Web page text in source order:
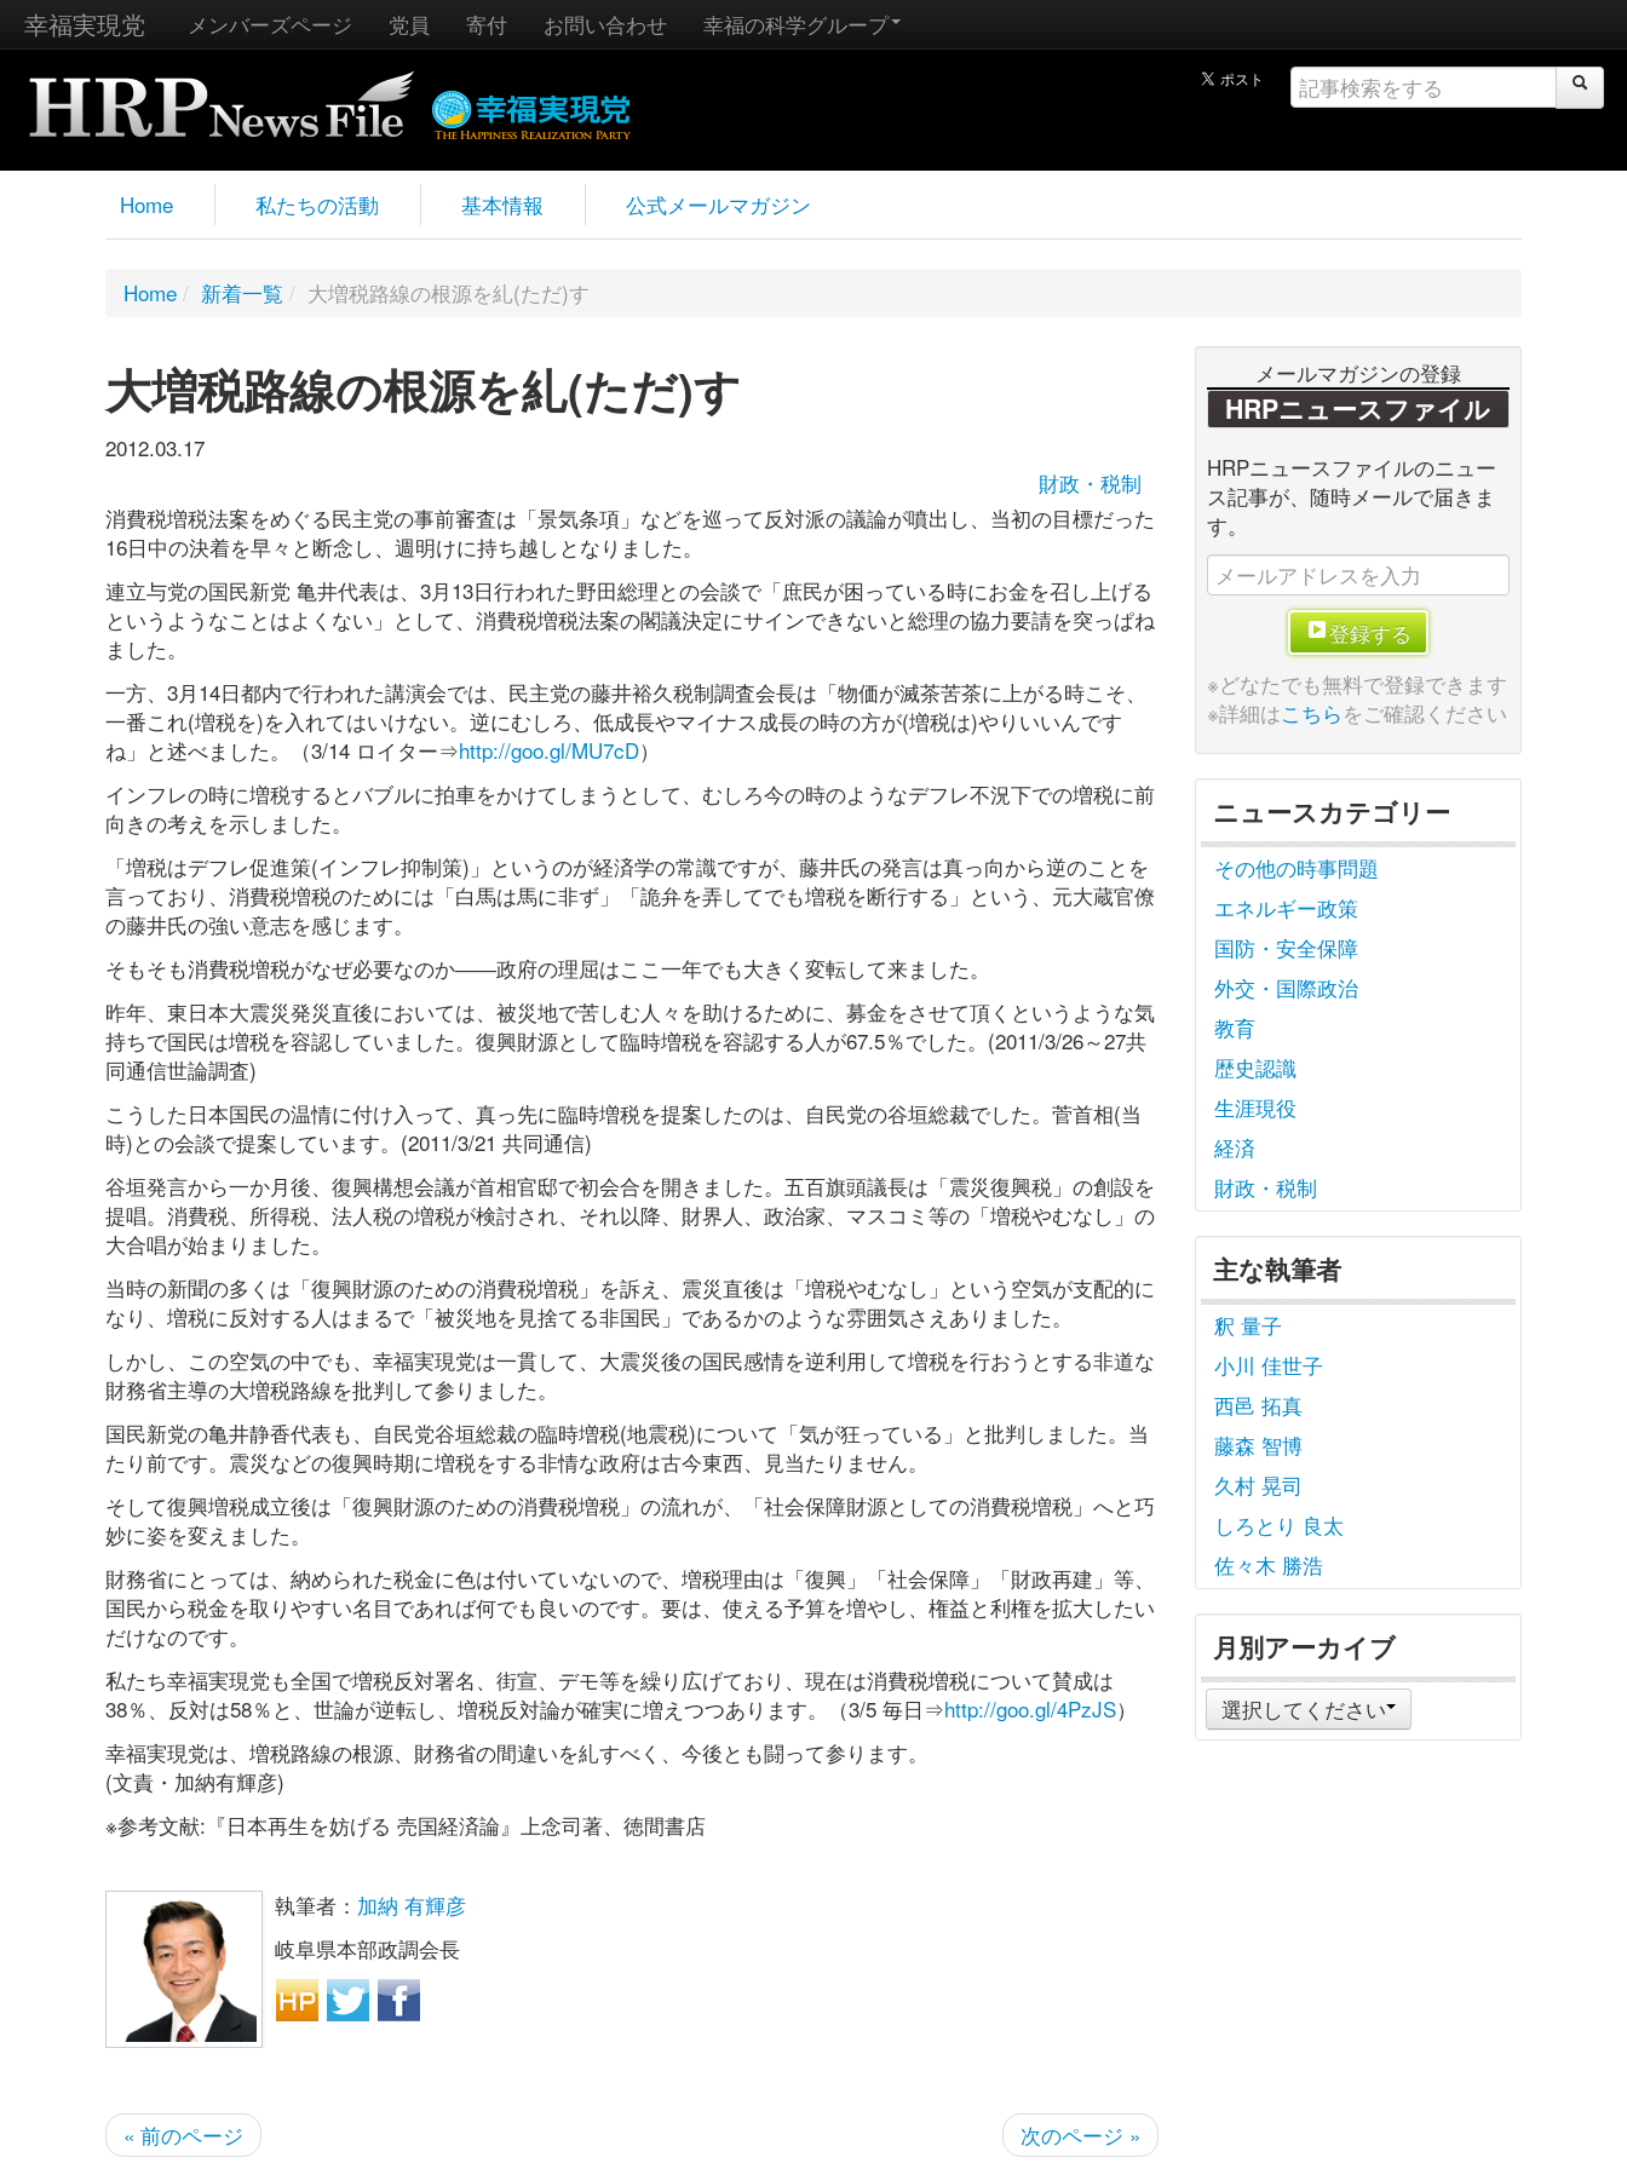
幸福実現党 メンバーズページ 党員 寄付 お問い合わせ 幸福の科学グループ
Home 私たちの活動 基本情報 公式メールマガジン
Home / 新着一覧 / 大増税路線の根源を糺(ただ)す
大増税路線の根源を糺(ただ)す
2012.03.17
財政・税制
消費税増税法案をめぐる民主党の事前審査は「景気条項」などを巡って反対派の議論が噴出し、当初の目標だった
16日中の決着を早々と断念し、週明けに持ち越しとなりました。
連立与党の国民新党 亀井代表は、3月13日行われた野田総理との会談で「庶民が困っている時にお金を召し上げる
というようなことはよくない」として、消費税増税法案の閣議決定にサインできないと総理の協力要請を突っぱね
ました。
一方、3月14日都内で行われた講演会では、民主党の藤井裕久税制調査会長は「物価が滅茶苦茶に上がる時こそ、
一番これ(増税を)を入れてはいけない。逆にむしろ、低成長やマイナス成長の時の方が(増税は)やりいいんです
ね」と述べました。（3/14 ロイター⇒http://goo.gl/MU7cD）
インフレの時に増税するとバブルに拍車をかけてしまうとして、むしろ今の時のようなデフレ不況下での増税に前
向きの考えを示しました。
「増税はデフレ促進策(インフレ抑制策)」というのが経済学の常識ですが、藤井氏の発言は真っ向から逆のことを
言っており、消費税増税のためには「白馬は馬に非ず」「詭弁を弄してでも増税を断行する」という、元大蔵官僚
の藤井氏の強い意志を感じます。
そもそも消費税増税がなぜ必要なのか――政府の理屈はここ一年でも大きく変転して来ました。
昨年、東日本大震災発災直後においては、被災地で苦しむ人々を助けるために、募金をさせて頂くというような気
持ちで国民は増税を容認していました。復興財源として臨時増税を容認する人が67.5％でした。(2011/3/26～27共
同通信世論調査)
こうした日本国民の温情に付け入って、真っ先に臨時増税を提案したのは、自民党の谷垣総裁でした。菅首相(当
時)との会談で提案しています。(2011/3/21 共同通信)
谷垣発言から一か月後、復興構想会議が首相官邸で初会合を開きました。五百旗頭議長は「震災復興税」の創設を
提唱。消費税、所得税、法人税の増税が検討され、それ以降、財界人、政治家、マスコミ等の「増税やむなし」の
大合唱が始まりました。
当時の新聞の多くは「復興財源のための消費税増税」を訴え、震災直後は「増税やむなし」という空気が支配的に
なり、増税に反対する人はまるで「被災地を見捨てる非国民」であるかのような雰囲気さえありました。
しかし、この空気の中でも、幸福実現党は一貫して、大震災後の国民感情を逆利用して増税を行おうとする非道な
財務省主導の大増税路線を批判して参りました。
国民新党の亀井静香代表も、自民党谷垣総裁の臨時増税(地震税)について「気が狂っている」と批判しました。当
たり前です。震災などの復興時期に増税をする非情な政府は古今東西、見当たりません。
そして復興増税成立後は「復興財源のための消費税増税」の流れが、「社会保障財源としての消費税増税」へと巧
妙に姿を変えました。
財務省にとっては、納められた税金に色は付いていないので、増税理由は「復興」「社会保障」「財政再建」等、
国民から税金を取りやすい名目であれば何でも良いのです。要は、使える予算を増やし、権益と利権を拡大したい
だけなのです。
私たち幸福実現党も全国で増税反対署名、街宣、デモ等を繰り広げており、現在は消費税増税について賛成は
38％、反対は58％と、世論が逆転し、増税反対論が確実に増えつつあります。（3/5 毎日⇒http://goo.gl/4PzJS）
幸福実現党は、増税路線の根源、財務省の間違いを糺すべく、今後とも闘って参ります。
(文責・加納有輝彦)
※参考文献:『日本再生を妨げる 売国経済論』上念司著、徳間書店
執筆者： 加納 有輝彦
岐阜県本部政調会長
« 前のページ 次のページ »
メールマガジンの登録
HRPニュースファイル
HRPニュースファイルのニュー
ス記事が、随時メールで届きま
す。
登録する
※どなたでも無料で登録できます
※詳細はこちらをご確認ください
ニュースカテゴリー
その他の時事問題
エネルギー政策
国防・安全保障
外交・国際政治
教育
歴史認識
生涯現役
経済
財政・税制
主な執筆者
釈 量子
小川 佳世子
西邑 拓真
藤森 智博
久村 晃司
しろとり 良太
佐々木 勝浩
月別アーカイブ
選択してください